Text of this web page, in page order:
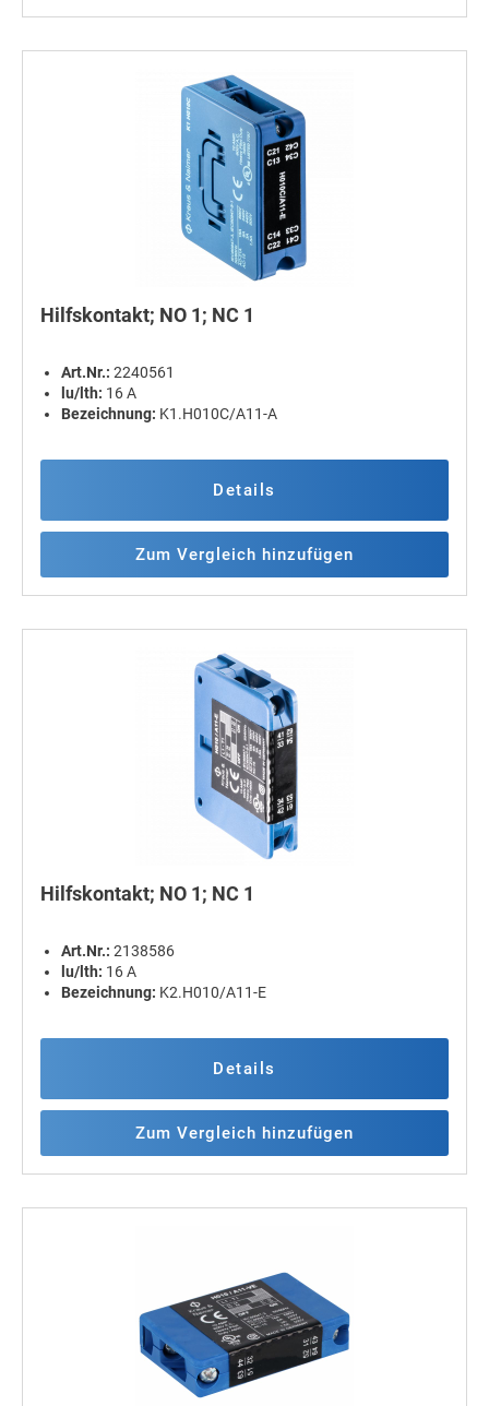
Hilfskontakt; NO 1; NC 1
Art.Nr.: 2240561
lu/lth: 16 A
Bezeichnung: K1.H010C/A11-A
Details
Zum Vergleich hinzufügen
Hilfskontakt; NO 1; NC 1
Art.Nr.: 2138586
lu/lth: 16 A
Bezeichnung: K2.H010/A11-E
Details
Zum Vergleich hinzufügen